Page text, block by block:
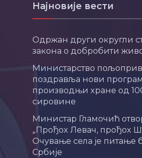
Најновије вести
Одржан други округли
закона о добробити
Министарство
поздравља нови
производњи хране од
сировине
Министар Гламочић
„Прођох Левач, прођох
Очување села је питање
Србије